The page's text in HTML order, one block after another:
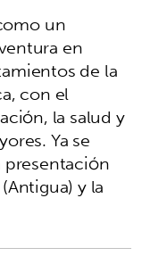
un
en
de la
con el
la salud y
Ya se
y la